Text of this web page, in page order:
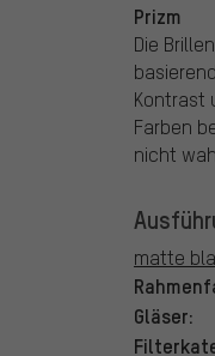
Prizm
Die
Kontrast
Farben
nicht
matte
Gläser: